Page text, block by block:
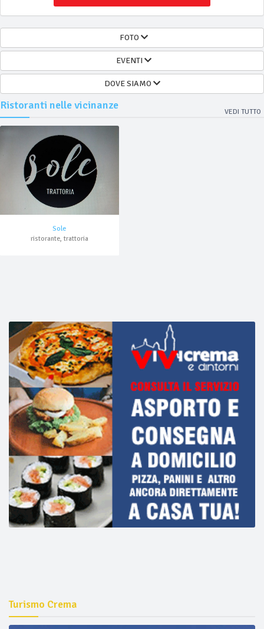
FOTO
EVENTI
DOVE SIAMO
Ristoranti nelle vicinanze
VEDI TUTTO
Sole
ristorante, trattoria
Turismo Crema